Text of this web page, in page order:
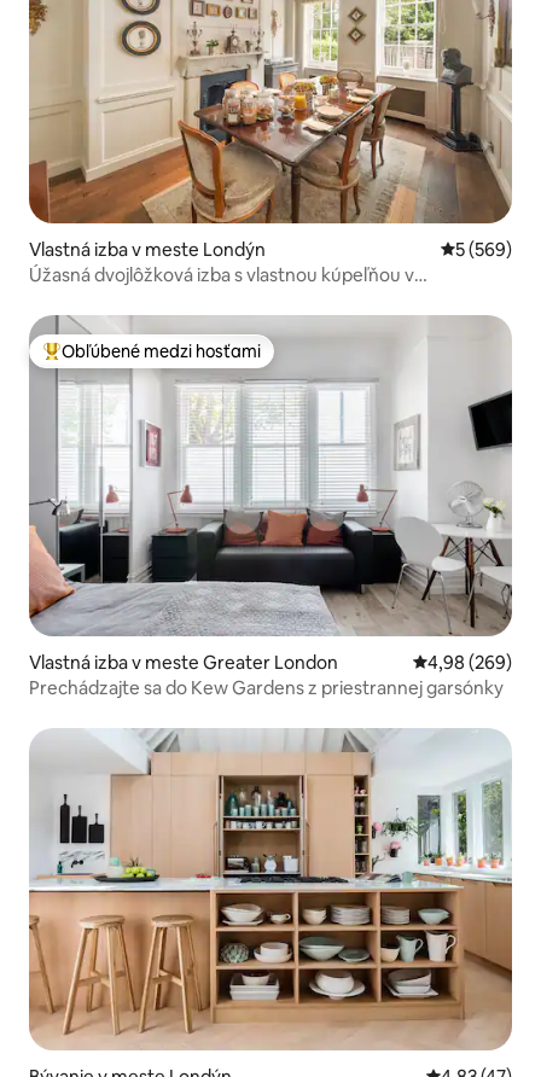
Vlastná izba v meste Londýn Priemerné
5 (569)
Úžasná dvojlôžková izba s vlastnou kúpeľňou v
Najobľúbenejšie medzi hosťami
Obľúbené medzi hosťami
Vlastná izba v meste Greater London Priemerné
4,98 (269)
Prechádzajte sa do Kew Gardens z priestrannej garsónky